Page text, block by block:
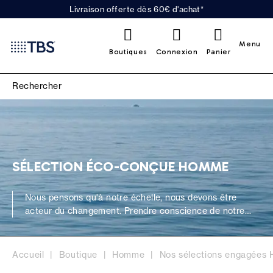
Livraison offerte dès 60€ d'achat*
Boutiques Connexion Panier
Menu
SÉLECTION ÉCO-CONÇUE HOMME
Nous pensons qu'à notre échelle, nous devons être
acteur du changement. Prendre conscience de notre
responsabilité en tant que marque et tout faire pour
produire mieux. A chaque étape de nos productions,
nous veillons à réduire notre impact autant sociétal
Accueil Boutique Homme Nos sélections engagées